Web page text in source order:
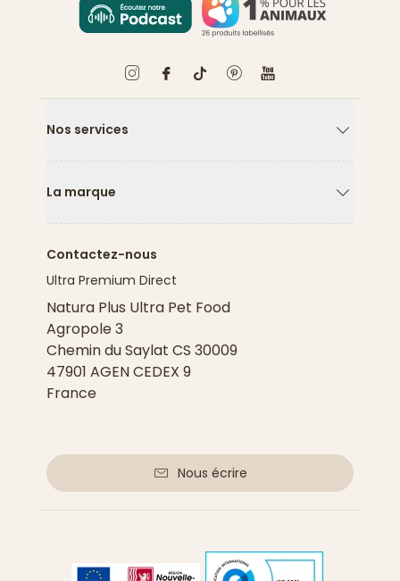
Nos services
La marque
Contactez-nous
Ultra Premium Direct
Natura Plus Ultra Pet Food
Agropole 3
Chemin du Saylat CS 30009
47901 AGEN CEDEX 9
France
Nous écrire